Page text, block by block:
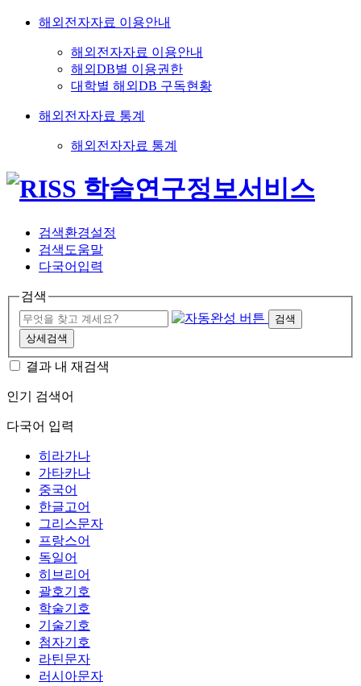
해외전자자료 이용안내
해외전자자료 이용안내
해외DB별 이용권한
대학별 해외DB 구독현황
해외전자자료 통계
해외전자자료 통계
검색환경설정
검색도움말
다국어입력
검색
검색
상세검색
결과 내 재검색
인기 검색어
다국어 입력
히라가나
가타카나
중국어
한글고어
그리스문자
프랑스어
독일어
히브리어
괄호기호
학술기호
기술기호
첨자기호
라틴문자
러시아문자